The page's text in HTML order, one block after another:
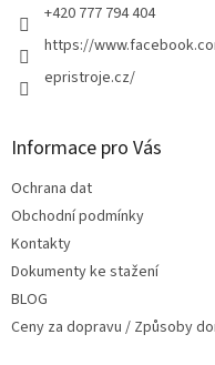
+420 777 794 404
https://
epristroje.cz/
Informace pro Vás
Ochrana dat
Obchodní podmínky
Kontakty
Dokumenty ke stažení
BLOG
Ceny za dopravu / Způsoby